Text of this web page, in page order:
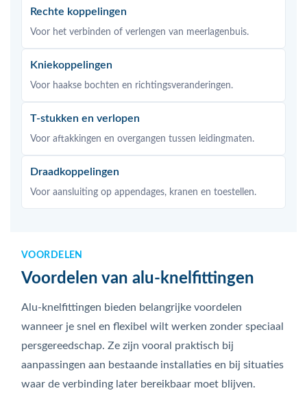
Rechte koppelingen
Voor het verbinden of verlengen van meerlagenbuis.
Kniekoppelingen
Voor haakse bochten en richtingsveranderingen.
T-stukken en verlopen
Voor aftakkingen en overgangen tussen leidingmaten.
Draadkoppelingen
Voor aansluiting op appendages, kranen en toestellen.
VOORDELEN
Voordelen van alu-knelfittingen
Alu-knelfittingen bieden belangrijke voordelen
wanneer je snel en flexibel wilt werken zonder speciaal
persgereedschap. Ze zijn vooral praktisch bij
aanpassingen aan bestaande installaties en bij situaties
waar de verbinding later bereikbaar moet blijven.